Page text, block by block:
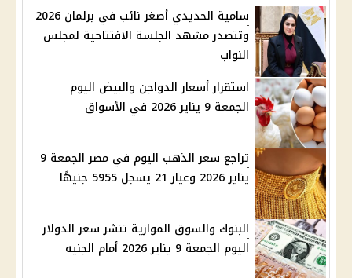
سامية الحديدي أصغر نائب في برلمان 2026
وتتصدر مشهد الجلسة الافتتاحية لمجلس
النواب
استقرار أسعار الدواجن والبيض اليوم
الجمعة 9 يناير 2026 في الأسواق
تراجع سعر الذهب اليوم في مصر الجمعة 9
يناير 2026 وعيار 21 يسجل 5955 جنيهًا
البنوك والسوق الموازية تنشر سعر الدولار
اليوم الجمعة 9 يناير 2026 أمام الجنيه